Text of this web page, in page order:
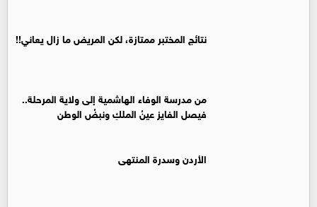
نتائج المختبر ممتازة، لكن المريض ما زال يعاني!!
من مدرسة الوفاء الهاشمية إلى ولاية المرحلة..
فيصل الفايز عينُ الملكِ ونبضُ الوطن
الأردن وسدرة المنتهى